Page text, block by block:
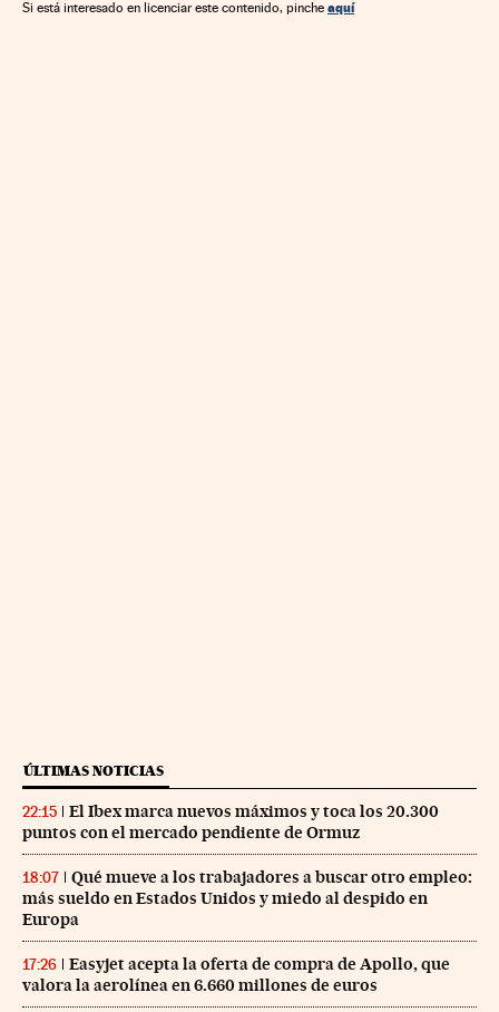
Si está interesado en licenciar este contenido, pinche aquí
ÚLTIMAS NOTICIAS
22:15
El Ibex marca nuevos máximos y toca los 20.300
puntos con el mercado pendiente de Ormuz
18:07
Qué mueve a los trabajadores a buscar otro empleo:
más sueldo en Estados Unidos y miedo al despido en
Europa
17:26
Easyjet acepta la oferta de compra de Apollo, que
valora la aerolínea en 6.660 millones de euros